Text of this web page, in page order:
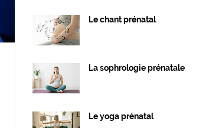
Le chant prénatal
La sophrologie prénatale
Le yoga prénatal